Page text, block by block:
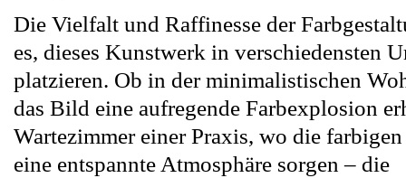
Die Vielfalt und Raffinesse der
es, dieses Kunstwerk in verschiedensten
platzieren. Ob in der minimalistischen
das Bild eine aufregende Farbexplosion
Wartezimmer einer Praxis, wo die
eine entspannte Atmosphäre sorgen – die